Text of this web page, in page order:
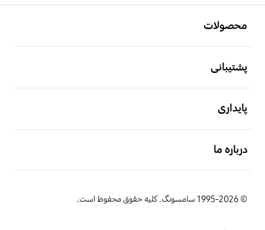
محصولات
پشتیبانی
پایداری
درباره ما
© 1995-2026 سامسونگ. کلیه حقوق محفوظ است.